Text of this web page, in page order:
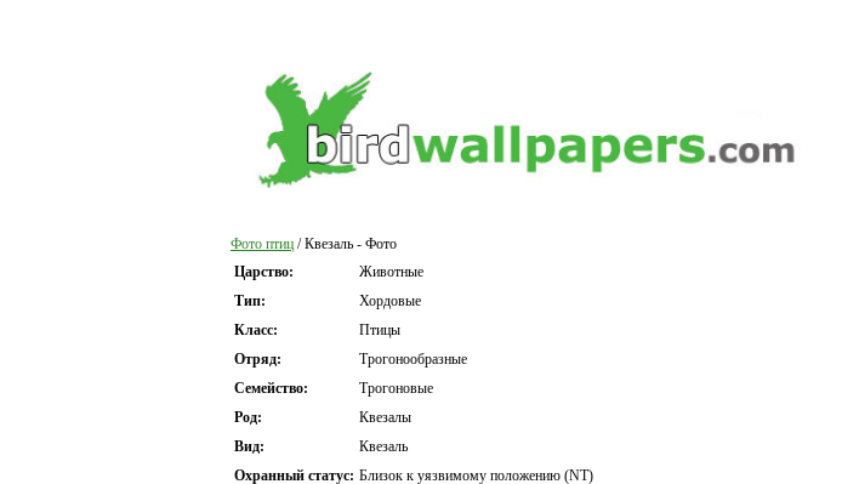
Фото птиц / Квезаль - Фото
Царство:
Животные
Тип:
Хордовые
Класс:
Птицы
Отряд:
Трогонообразные
Семейство:
Трогоновые
Род:
Квезалы
Вид:
Квезаль
Охранный статус: Близок к уязвимому положению (NT)